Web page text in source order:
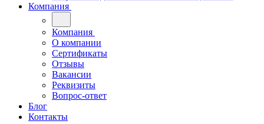
Компания
Компания
О компании
Сертификаты
Отзывы
Вакансии
Реквизиты
Вопрос-ответ
Блог
Контакты